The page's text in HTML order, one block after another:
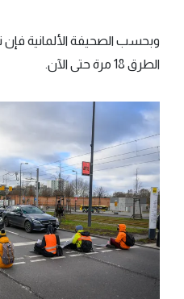
وبحسب الصحيفة الألمانية فإن
الطرق 18 مرة حتى الآن.